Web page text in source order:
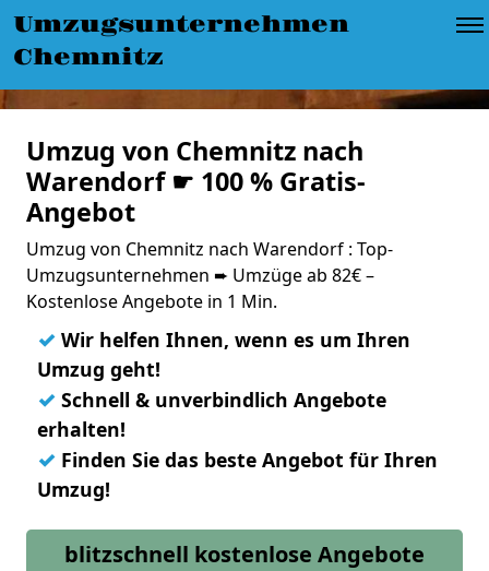
Umzugsunternehmen
Chemnitz
Umzug von Chemnitz nach
Warendorf ☛ 100 % Gratis-
Angebot
Umzug von Chemnitz nach Warendorf : Top-
Umzugsunternehmen ➨ Umzüge ab 82€ –
Kostenlose Angebote in 1 Min.
✓ Wir helfen Ihnen, wenn es um Ihren
Umzug geht!
✓ Schnell & unverbindlich Angebote
erhalten!
✓ Finden Sie das beste Angebot für Ihren
Umzug!
blitzschnell kostenlose Angebote